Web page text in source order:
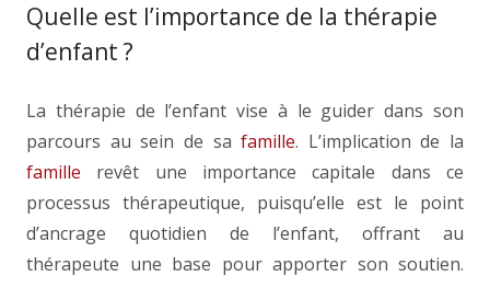
Quelle est l’importance de la thérapie
d’enfant ?
La thérapie de l’enfant vise à le guider dans son
parcours au sein de safamille. L’implication de la
famille revêt une importance capitale dans ce
processus thérapeutique, puisqu’elle est le point
d’ancrage quotidien de l’enfant, offrant au
thérapeute une base pour apporter son soutien.